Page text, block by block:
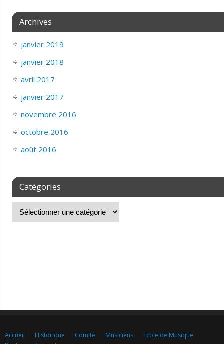
Archives
janvier 2019
janvier 2018
avril 2017
janvier 2017
novembre 2016
octobre 2016
août 2016
Catégories
Accueil Historique Comité Musiciens
Ecole de Musique